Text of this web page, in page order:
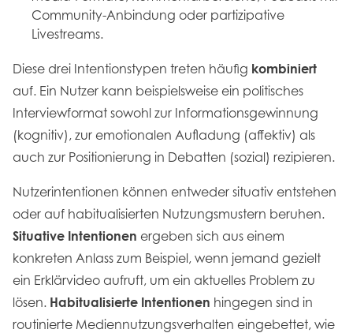
Community-Anbindung oder partizipative
Livestreams.
Diese drei Intentionstypen treten häufig kombiniert
auf. Ein Nutzer kann beispielsweise ein politisches
Interviewformat sowohl zur Informationsgewinnung
(kognitiv), zur emotionalen Aufladung (affektiv) als
auch zur Positionierung in Debatten (sozial) rezipieren.
Nutzerintentionen können entweder situativ entstehen
oder auf habitualisierten Nutzungsmustern beruhen.
Situative Intentionen ergeben sich aus einem
konkreten Anlass zum Beispiel, wenn jemand gezielt
ein Erklärvideo aufruft, um ein aktuelles Problem zu
lösen. Habitualisierte Intentionen hingegen sind in
routinierte Mediennutzungsverhalten eingebettet, wie